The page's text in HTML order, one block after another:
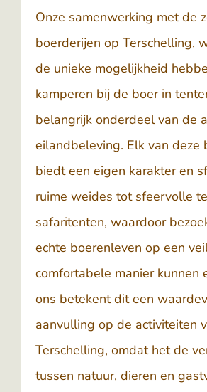
Onze samenwerking met de
boerderijen op Terschelling,
de unieke mogelijkheid
kamperen bij de boer in
belangrijk onderdeel van de
eilandbeleving. Elk van deze
biedt een eigen karakter en
ruime weides tot sfeervolle
safaritenten, waardoor
echte boerenleven op een
comfortabele manier kunnen
ons betekent dit een
aanvulling op de activiteiten
Terschelling, omdat het de
tussen natuur, dieren en